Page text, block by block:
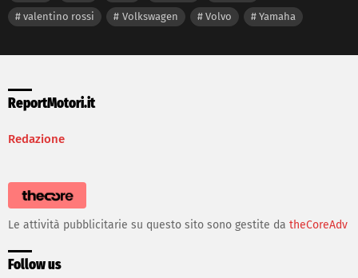
valentino rossi
Volkswagen Volvo Yamaha
ReportMotori.it
Redazione
Le attività pubblicitarie su questo sito sono gestite da theCoreAdv
Follow us